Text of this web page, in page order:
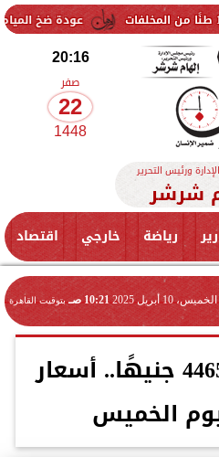
عودة ضخ المياه تدريجيًا لمناطق
20:16
صفر
22
1448
ورئيس التحرير
شرشر
رياضة خارجي اقتصاد
الخميس، 10 أبريل 2025 10:21 صـ بتوقيت القاهرة
عيار 21 يسجل 4465 جنيهًا.. أسعار
الخميس